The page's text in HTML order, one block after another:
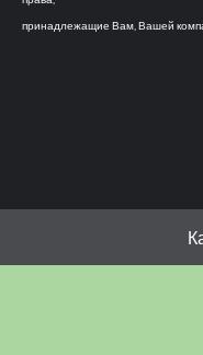
принадлежащие Вам, Вашей